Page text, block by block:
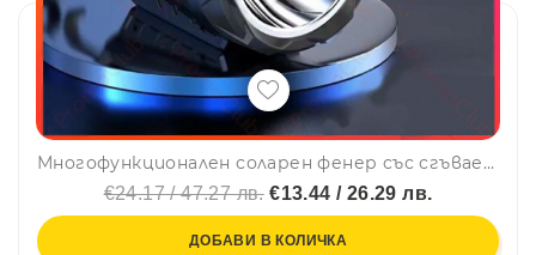
Многофункционален соларен фенер със сгъваеми крила, статив и няколко режима на работа
€24.17 / 47.27 лв.€13.44 / 26.29 лв.
ДОБАВИ В КОЛИЧКА